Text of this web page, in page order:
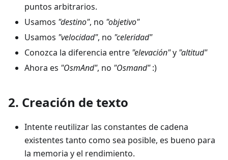
puntos arbitrarios.
Usamos "destino", no "objetivo"
Usamos "velocidad", no "celeridad"
Conozca la diferencia entre "elevación"y "altitud"
Ahora es "OsmAnd", no "Osmand":)
2. Creación de texto
Intente reutilizar las constantes de cadena
existentes tanto como sea posible, es bueno para
la memoria y el rendimiento.